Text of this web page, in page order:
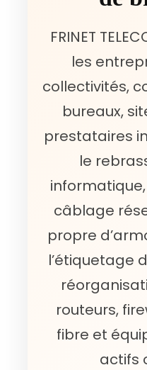
FRINET
les
collectivités,
bureaux,
prestataires
le
câblage
propre
l’étiquetage
routeurs,
fibre et
actifs